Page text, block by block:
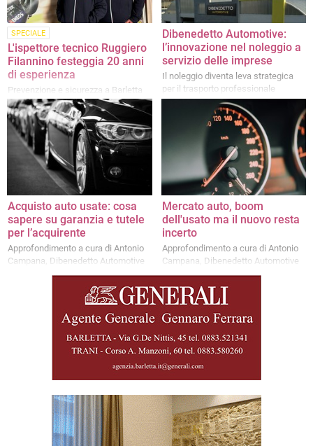
SPECIALE
L'ispettore tecnico Ruggiero
Filannino festeggia 20 anni
di esperienza
Prevenzione e sicurezza a Barletta
con "Filannino Line Revision"
Dibenedetto Automotive:
l’innovazione nel noleggio a
servizio delle imprese
Il noleggio diventa leva strategica
per il trasporto professionale
Acquisto auto usate: cosa
sapere su garanzia e tutele
per l’acquirente
Approfondimento a cura di Antonio
Campana, Dibenedetto Automotive
Mercato auto, boom
dell'usato ma il nuovo resta
incerto
Approfondimento a cura di Antonio
Campana, Dibenedetto Automotive